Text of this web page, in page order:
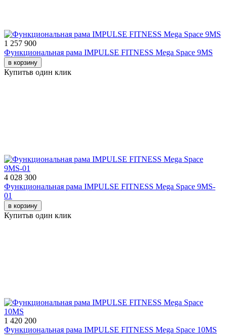
1 257 900
Функциональная рама IMPULSE FITNESS Mega Space 9MS
в корзину
Купитьв один клик
4 028 300
Функциональная рама IMPULSE FITNESS Mega Space 9MS-
01
в корзину
Купитьв один клик
1 420 200
Функциональная рама IMPULSE FITNESS Mega Space 10MS